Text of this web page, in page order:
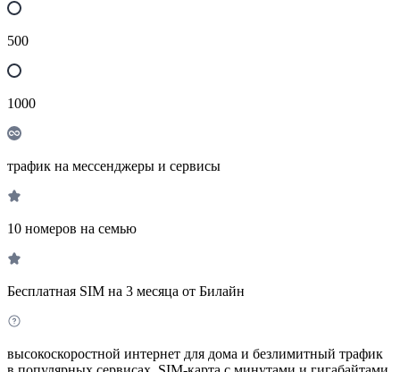
500
1000
трафик на мессенджеры и сервисы
10 номеров на семью
Бесплатная SIM на 3 месяца от Билайн
высокоскоростной интернет для дома и безлимитный трафик